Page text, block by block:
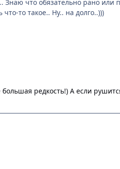
что обязательно рано или
то такое.. Ну.. на долго..)))
редкость!) А если